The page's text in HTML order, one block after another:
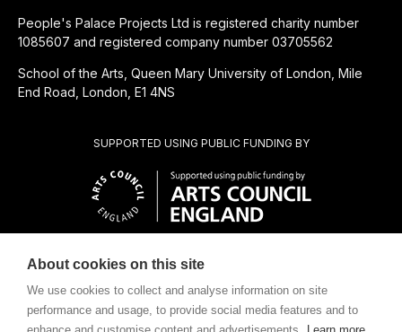
SUBSIDIÁRIA BENEFICENTE DE
SUPPORTED USING PUBLIC FUNDING BY
People's Palace Projects Ltd is registered charity number
1085607 and registered company number 03705562
School of the Arts, Queen Mary University of London, Mile
End Road, London, E1 4NS
About cookies on this site
We use cookies to collect and analyse information on site
performance and usage, to provide social media features and to